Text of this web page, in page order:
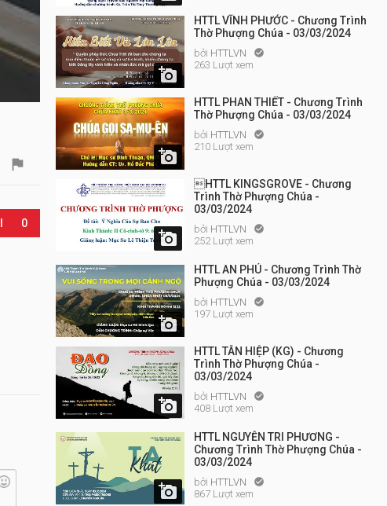

HTTL VĨNH PHƯỚC - Chương Trình
Thờ Phượng Chúa - 03/03/2024
bởi HTTLVN 
263 Lượt xem

HTTL PHAN THIẾT - Chương Trình
Thờ Phượng Chúa - 03/03/2024
bởi HTTLVN 
210 Lượt xem

HTTL KINGSGROVE - Chương
Trình Thờ Phượng Chúa -
03/03/2024
bởi HTTLVN 
252 Lượt xem

HTTL AN PHÚ - Chương Trình Thờ
Phượng Chúa - 03/03/2024
bởi HTTLVN 
197 Lượt xem

HTTL TÂN HIỆP (KG) - Chương
Trình Thờ Phượng Chúa -
03/03/2024
bởi HTTLVN 
408 Lượt xem

HTTL NGUYỄN TRI PHƯƠNG -
Chương Trình Thờ Phượng Chúa -
03/03/2024
bởi HTTLVN 
867 Lượt xem

0